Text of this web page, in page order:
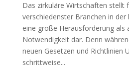
Das zirkuläre Wirtschaften stellt
verschiedenster Branchen in
eine große Herausforderung als
Notwendigkeit dar. Denn
neuen Gesetzen und Richtlinien
schrittweise...